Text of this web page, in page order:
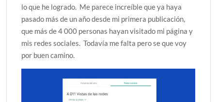
lo que he logrado. Me parece increíble que ya haya
pasado más de un año desde mi primera publicación,
que más de 4 000 personas hayan visitado mi página y
mis redes sociales. Todavía me falta pero se que voy
por buen camino.